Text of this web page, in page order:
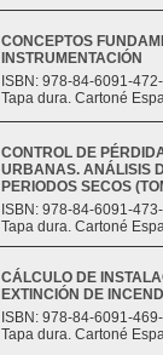
CONCEPTOS
INSTRUMENTACIÓN
ISBN: 978-84-6091-
Tapa dura. Cartoné
CONTROL DE
URBANAS. ANÁLISIS
PERIODOS SECOS
ISBN: 978-84-6091-
Tapa dura. Cartoné
CÁLCULO DE
EXTINCIÓN DE
ISBN: 978-84-6091-
Tapa dura. Cartoné